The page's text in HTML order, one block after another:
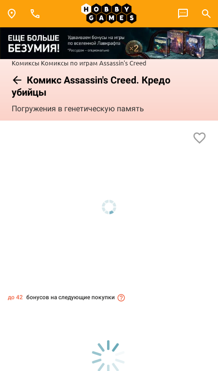
Комиксы Комиксы по играм Assassin's Creed
Комикс Assassin's Creed. Кредо
убийцы
Погружения в генетическую память
до 42 бонусов на следующие покупки